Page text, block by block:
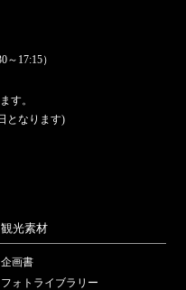
～17:15）
す。
となります)
観光素材
企画書
フォトライブラリー